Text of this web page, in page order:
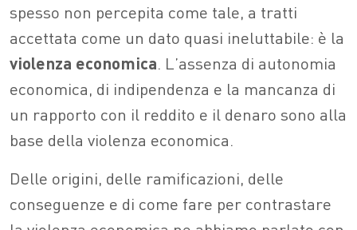
spesso non percepita come tale, a tratti
accettata come un dato quasi ineluttabile: è la
violenza economica. L’assenza di autonomia
economica, di indipendenza e la mancanza di
un rapporto con il reddito e il denaro sono alla
base della violenza economica.
Delle origini, delle ramificazioni, delle
conseguenze e di come fare per contrastare